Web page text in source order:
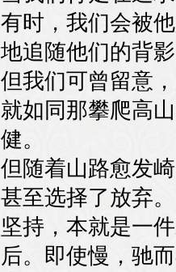
有时，我们会被
地追随他们的背
但我们可曾留意
就如同那攀爬高
健。
但随着山路愈发
甚至选择了放弃。
坚持，本就是一
后。即使慢，驰